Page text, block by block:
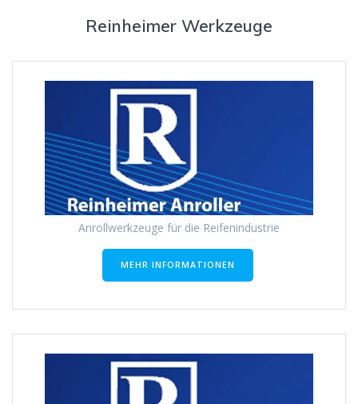
Reinheimer Werkzeuge
Anrollwerkzeuge für die Reifenindustrie
MEHR INFORMATIONEN